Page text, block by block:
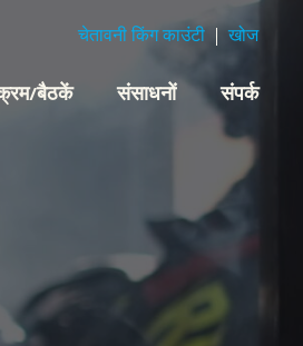
बैठकें संसाधनों संपर्क
चेतावनी किंग काउंटी खोज